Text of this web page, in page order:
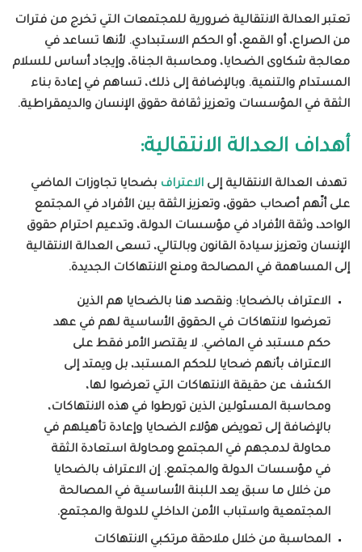
تعتبر العدالة الانتقالية ضرورية للمجتمعات التي تخرج من فترات
من الصراع، أو القمع، أو الحكم الاستبدادي. لأنها تساعد في
معالجة شكاوى الضحايا، ومحاسبة الجناة، وإيجاد أساس للسلام
المستدام والتنمية. وبالإضافة إلى ذلك، تساهم في إعادة بناء
الثقة في المؤسسات وتعزيز ثقافة حقوق الإنسان والديمقراطية.
أهداف العدالة الانتقالية:
تهدف العدالة الانتقالية إلى الاعتراف بضحايا تجاوزات الماضي
على أنّهم أصحاب حقوق، وتعزيز الثقة بين الأفراد في المجتمع
الواحد، وثقة الأفراد في مؤسسات الدولة، وتدعيم احترام حقوق
الإنسان وتعزيز سيادة القانون وبالتالي، تسعى العدالة الانتقالية
إلى المساهمة في المصالحة ومنع الانتهاكات الجديدة.
الاعتراف بالضحايا: ونقصد هنا بالضحايا هم الذين
تعرضوا لانتهاكات في الحقوق الأساسية لهم في عهد
حكم مستبد في الماضي. لا يقتصر الأمر فقط على
الاعتراف بأنهم ضحايا للحكم المستبد، بل ويمتد إلى
الكشف عن حقيقة الانتهاكات التي تعرضوا لها،
ومحاسبة المسئولين الذين تورطوا في هذه الانتهاكات،
بالإضافة إلى تعويض هؤلاء الضحايا وإعادة تأهيلهم في
محاولة لدمجهم في المجتمع ومحاولة استعادة الثقة
في مؤسسات الدولة والمجتمع. إن الاعتراف بالضحايا
من خلال ما سبق يعد اللبنة الأساسية في المصالحة
المجتمعية واستباب الأمن الداخلي للدولة والمجتمع.
المحاسبة من خلال ملاحقة مرتكبي الانتهاكات